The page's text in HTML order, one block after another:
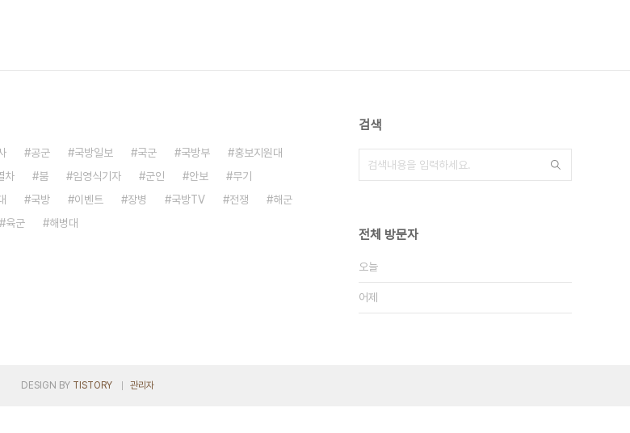
공군 국방일보 국군 국방부
홍보지원대
차 붐 임영식기자 군인 안보
무기
국방 이벤트 장병 국방TV 전쟁
해군
육군 해병대
검색
전체 방문자
오늘
어제
DESIGN BY TISTORY 관리자